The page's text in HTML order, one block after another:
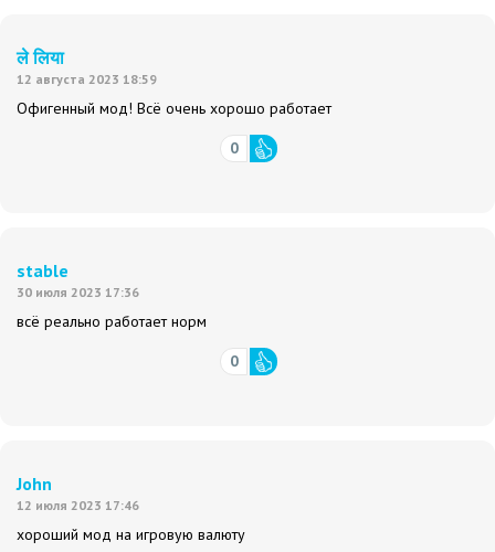
ले लिया
12 августа 2023 18:59
Офигенный мод! Всё очень хорошо работает
0
stable
30 июля 2023 17:36
всё реально работает норм
0
John
12 июля 2023 17:46
хороший мод на игровую валюту